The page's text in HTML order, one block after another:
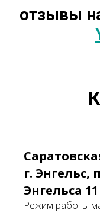
отзывы
г. Энгельс,
Энгельса 11
Режим работы